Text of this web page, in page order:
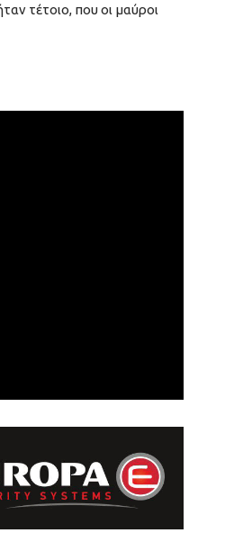
τέτοιο, που οι μαύροι